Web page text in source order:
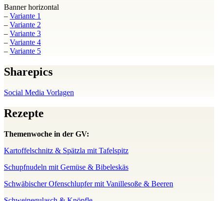
Banner horizontal
– Variante 1
– Variante 2
– Variante 3
– Variante 4
– Variante 5
Sharepics
Social Media Vorlagen
Rezepte
Themenwoche in der GV:
Kartoffelschnitz & Spätzla mit Tafelspitz
Schupfnudeln mit Gemüse & Bibeleskäs
Schwäbischer Ofenschlupfer mit Vanillesoße & Beeren